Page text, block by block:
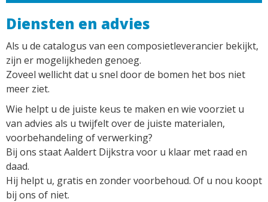
Diensten en advies
Als u de catalogus van een composietleverancier bekijkt,
zijn er mogelijkheden genoeg.
Zoveel wellicht dat u snel door de bomen het bos niet
meer ziet.
Wie helpt u de juiste keus te maken en wie voorziet u
van advies als u twijfelt over de juiste materialen,
voorbehandeling of verwerking?
Bij ons staat Aaldert Dijkstra voor u klaar met raad en
daad.
Hij helpt u, gratis en zonder voorbehoud. Of u nou koopt
bij ons of niet.